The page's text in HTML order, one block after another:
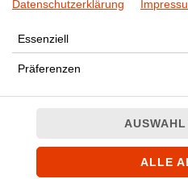
Datenschutzerklärung
Essenziell
Präferenzen
ALLE